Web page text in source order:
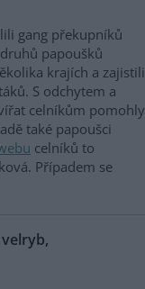
gang překupníků
papoušků
krajích a zajistili
S odchytem a
celníkům pomohly
také papoušci
celníků to
Případem se